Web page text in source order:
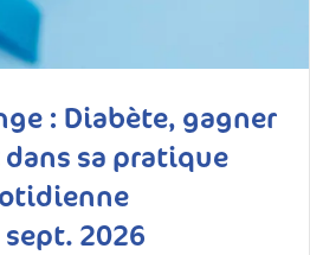
: Diabète, gagner
sa pratique
sept. 2026